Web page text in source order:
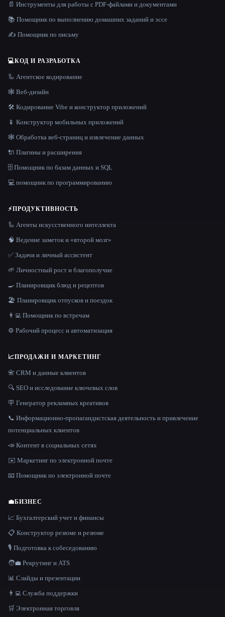
📄 Инструменты для работы с PDF-файлами и документами
📚 Помощник по выполнению домашних заданий и эссе
✍️ Помощник по письму
💻КОД И РАЗРАБОТКА
🦾 Агентское кодирование
🕸 Веб-дизайн
🛠️ Кодирование Vibe и конструктор приложений
📱 Конструктор мобильных приложений
🕸️ Обработка веб-страниц и извлечение данных
🔌 Плагины и расширения
🗄️ Помощник по базам данных и SQL
💻 помощник по программированию
⚡ПРОДУКТИВНОСТЬ
🦾 Агенты искусственного интеллекта
🧠 Ведение заметок и «второй мозг»
✅ Задачи и личный ассистент
🌱 Личностный рост и благополучие
🍳 Планировщик блюд и рецептов
🏖 Планировщик отпусков и поездок
👨‍💻 Помощник по встречам
⚙️ Рабочий процесс и автоматизация
📈ПРОДАЖИ И МАРКЕТИНГ
📇 CRM и данные клиентов
🔍 SEO и исследование ключевых слов
🪧 Генератор рекламных креативов
📞 Информационно-пропагандистская деятельность и привлечение
потенциальных клиентов
📣 Контент в социальных сетях
✉️ Маркетинг по электронной почте
📧 Помощник по электронной почте
💼БИЗНЕС
📈 Бухгалтерский учет и финансы
📋 Конструктор резюме и резюме
🎙️ Подготовка к собеседованию
🧑‍💼 Рекрутинг и ATS
📊 Слайды и презентации
👨‍💻 Служба поддержки
🛒 Электронная торговля